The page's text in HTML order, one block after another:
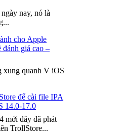
nay, nó là
cho Apple
đánh giá cao –
xung quanh V iOS
để cài file IPA
14.0-17.0
mới đây đã phát
TrollStore...